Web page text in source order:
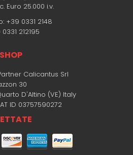
Euro 25.000 i.v.
+39 0331 2148
212195
Calicantus Srl
30
D'Altino (VE) Italy
ID 03757590272